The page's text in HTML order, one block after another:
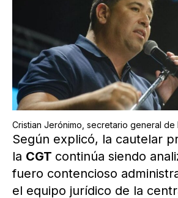
Cristian Jerónimo, secretario general de
Según explicó, la cautelar
la CGT continúa siendo
fuero contencioso
el equipo jurídico de la